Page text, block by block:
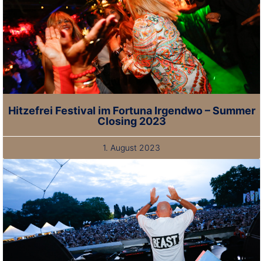
Hitzefrei Festival im Fortuna Irgendwo – Summer
Closing 2023
1. August 2023